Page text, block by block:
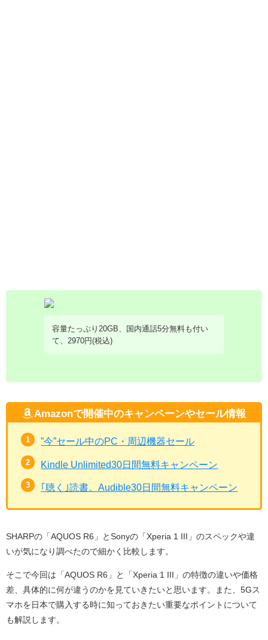
容量たっぷり20GB、国内通話5分無料も付い
て、2970円(税込)
Amazonで開催中のキャンペーンやセール情報
”今”セール中のPC・周辺機器セール
Kindle Unlimited30日間無料キャンペーン
｢聴く｣読書。Audible30日間無料キャンペーン
SHARPの「AQUOS R6」とSonyの「Xperia 1 III」のスペックや違
いが気になり調べたので細かく比較します。
そこで今回は「AQUOS R6」と「Xperia 1 III」の特徴の違いや価格
差、具体的に何が違うのかを見ていきたいと思います。また、5Gス
マホを日本で購入する時に知っておきたい重要なポイントについて
も解説します。